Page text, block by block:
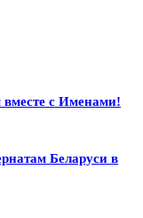
с Именами!
Беларуси в